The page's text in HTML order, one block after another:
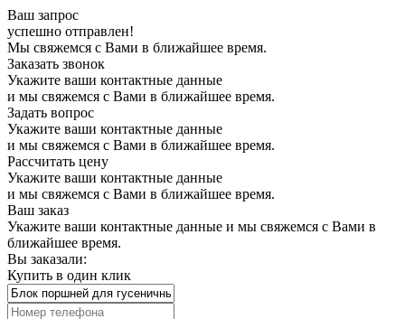
Ваш запрос
успешно отправлен!
Мы свяжемся с Вами в ближайшее время.
Заказать звонок
Укажите ваши контактные данные
и мы свяжемся с Вами в ближайшее время.
Задать вопрос
Укажите ваши контактные данные
и мы свяжемся с Вами в ближайшее время.
Рассчитать цену
Укажите ваши контактные данные
и мы свяжемся с Вами в ближайшее время.
Ваш заказ
Укажите ваши контактные данные и мы свяжемся с Вами в
ближайшее время.
Вы заказали:
Купить в один клик